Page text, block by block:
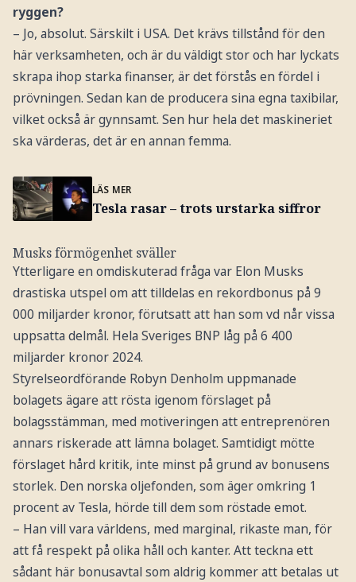
ryggen?
– Jo, absolut. Särskilt i USA. Det krävs tillstånd för den
här verksamheten, och är du väldigt stor och har lyckats
skrapa ihop starka finanser, är det förstås en fördel i
prövningen. Sedan kan de producera sina egna taxibilar,
vilket också är gynnsamt. Sen hur hela det maskineriet
ska värderas, det är en annan femma.
LÄS MER
Tesla rasar – trots urstarka siffror
Musks förmögenhet sväller
Ytterligare en omdiskuterad fråga var Elon Musks
drastiska utspel om att tilldelas en rekordbonus på 9
000 miljarder kronor, förutsatt att han som vd når vissa
uppsatta delmål. Hela Sveriges BNP låg på 6 400
miljarder kronor 2024.
Styrelseordförande Robyn Denholm uppmanade
bolagets ägare att rösta igenom förslaget på
bolagsstämman, med motiveringen att entreprenören
annars riskerade att lämna bolaget. Samtidigt mötte
förslaget hård kritik, inte minst på grund av bonusens
storlek. Den norska oljefonden, som äger omkring 1
procent av Tesla, hörde till dem som röstade emot.
– Han vill vara världens, med marginal, rikaste man, för
att få respekt på olika håll och kanter. Att teckna ett
sådant här bonusavtal som aldrig kommer att betalas ut